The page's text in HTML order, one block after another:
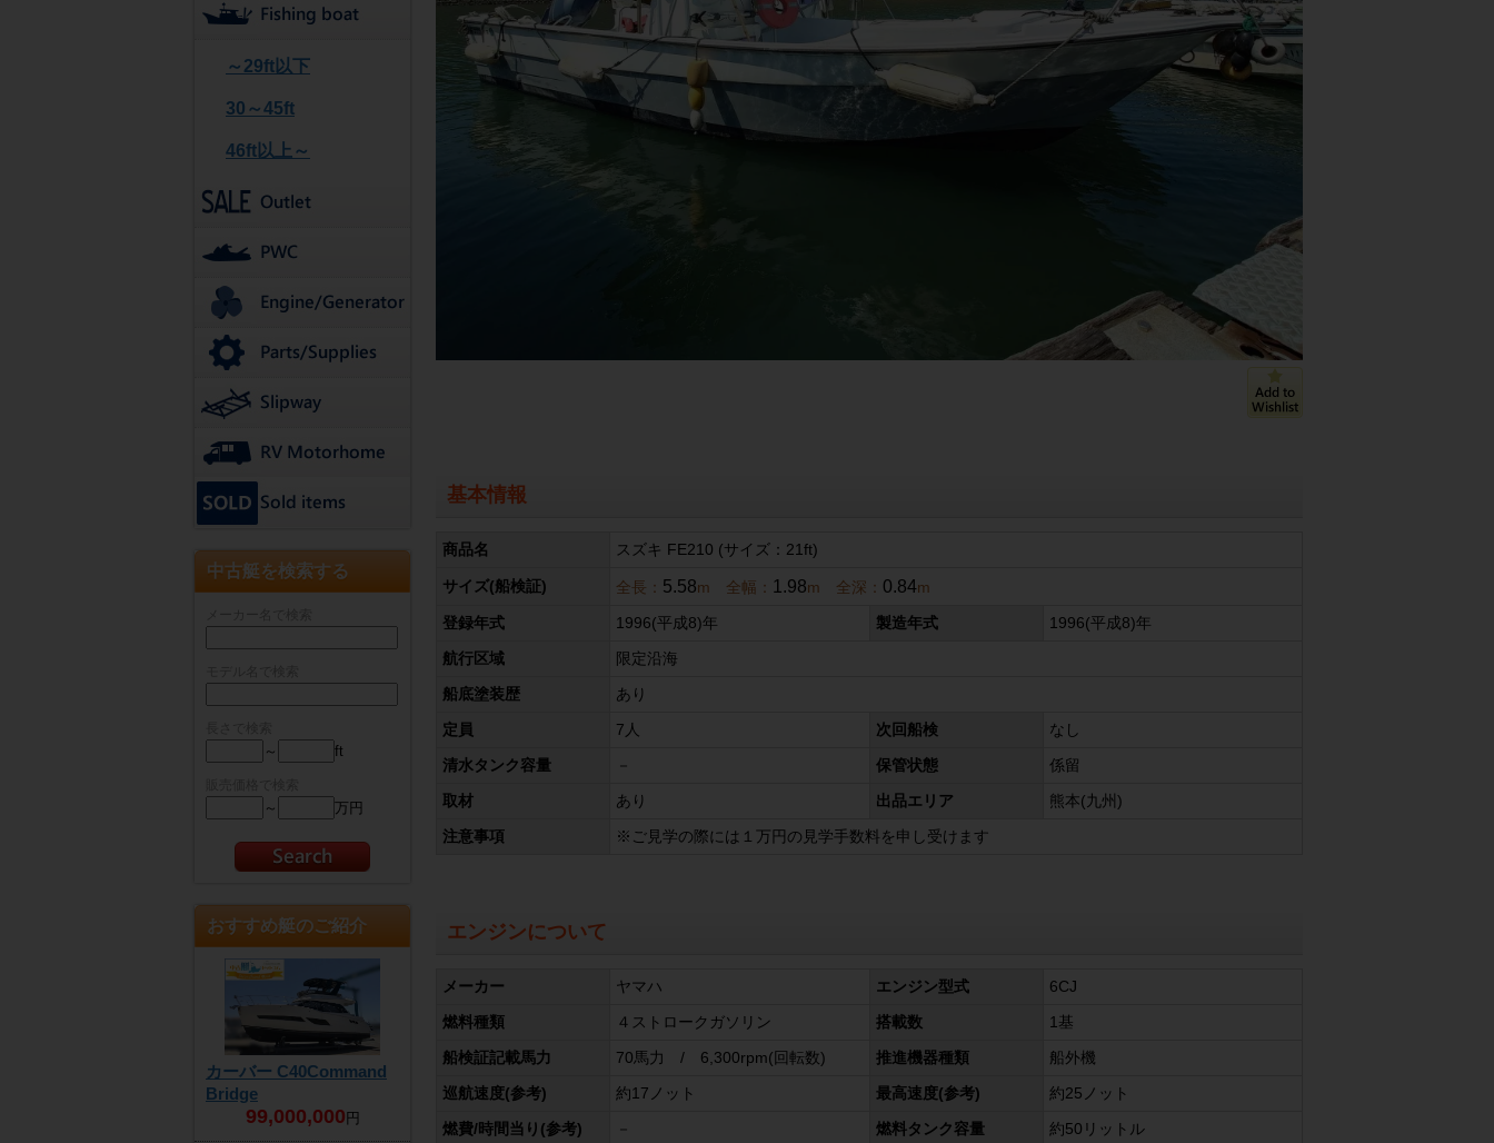
～29ft以下
30～45ft
46ft以上～
中古艇を検索する
～ ft
～ 万円
おすすめ艇のご紹介
カーバー C40Command
Bridge
99,000,000円
基本情報
商品名 スズキ FE210 (サイズ：21ft)
サイズ(船検証) 全長： 5.58m 全幅： 1.98m 全深： 0.84m
登録年式 1996(平成8)年 製造年式 1996(平成8)年
航行区域 限定沿海
船底塗装歴 あり
定員 7人 次回船検 なし
清水タンク容量 保管状態 係留
取材 あり 出品エリア 熊本(九州)
注意事項 ※ご見学の際には１万円の見学手数料を申し受けます
エンジンについて
メーカー ヤマハ エンジン型式 6CJ
燃料種類 ４ストロークガソリン 搭載数 1基
船検証記載馬力 70馬力 / 6,300rpm(回転数) 推進機器種類 船外機
巡航速度(参考) 約17ノット 最高速度(参考) 約25ノット
燃費/時間当り(参考) 燃料タンク容量 約50リットル